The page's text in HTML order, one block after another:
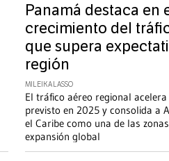
Panamá destaca en
crecimiento del
que supera
región
MILEIKA LASSO
El tráfico aéreo regional
previsto en 2025 y consolida a
el Caribe como una de las
expansión global